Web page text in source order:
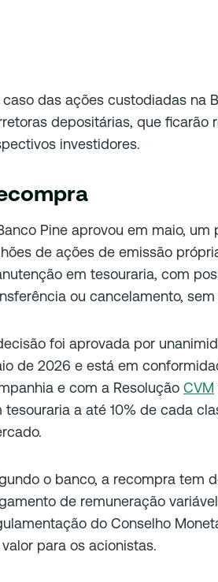
caso das ações custodiadas na
depositárias, que ficarão
investidores.
Pine aprovou em maio,
de ações de emissão
em tesouraria, com
ou cancelamento,
foi aprovada por
de 2026 e está em
e com a Resolução CVM
tesouraria a até 10% de cada
o banco, a recompra tem
de remuneração
do Conselho
para os acionistas.